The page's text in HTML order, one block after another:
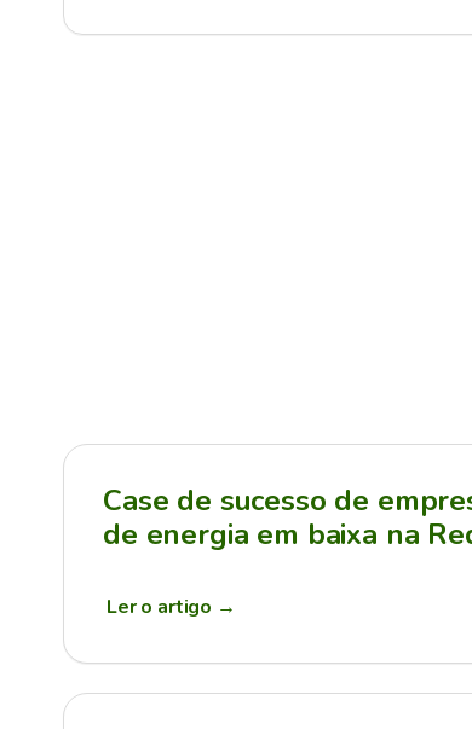
Case de sucesso de
de energia em baixa na
Ler o artigo →